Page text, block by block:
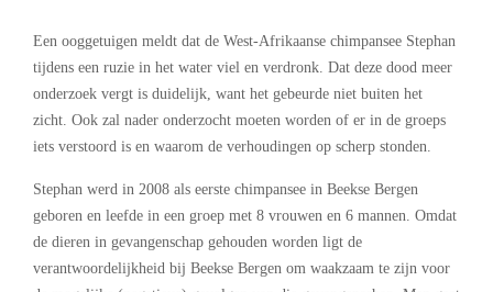
Een ooggetuigen meldt dat de West-Afrikaanse chimpansee Stephan
tijdens een ruzie in het water viel en verdronk. Dat deze dood meer
onderzoek vergt is duidelijk, want het gebeurde niet buiten het
zicht. Ook zal nader onderzocht moeten worden of er in de groeps
iets verstoord is en waarom de verhoudingen op scherp stonden.
Stephan werd in 2008 als eerste chimpansee in Beekse Bergen
geboren en leefde in een groep met 8 vrouwen en 6 mannen. Omdat
de dieren in gevangenschap gehouden worden ligt de
verantwoordelijkheid bij Beekse Bergen om waakzaam te zijn voor